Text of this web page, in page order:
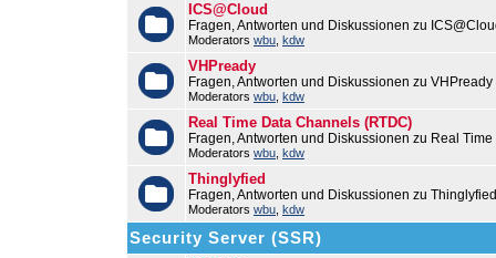
ICS@Cloud
Fragen, Antworten und Diskussionen zu
Moderators wbu kdw
VHPready
Fragen, Antworten und Diskussionen zu VHPready
Moderators wbu kdw
Real Time Data Channels (RTDC)
Fragen, Antworten und Diskussionen zu Real
Moderators wbu kdw
Thinglyfied
Fragen, Antworten und Diskussionen zu Thinglyfied
Moderators wbu kdw
Security Server (SSR)